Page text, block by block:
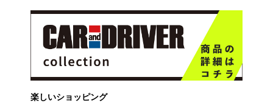
楽しいショッピング